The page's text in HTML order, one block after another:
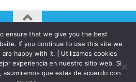
actual © JAVIER MARTINEZ 2026. All
Rights Reserved.
- Diseñado con elTema Hueman
ensure that we give you the best
If you continue to use this site we
happy with it. | Utilizamos cookies
experiencia en nuestro sitio web. Si
asumiremos que estás de acuerdo con